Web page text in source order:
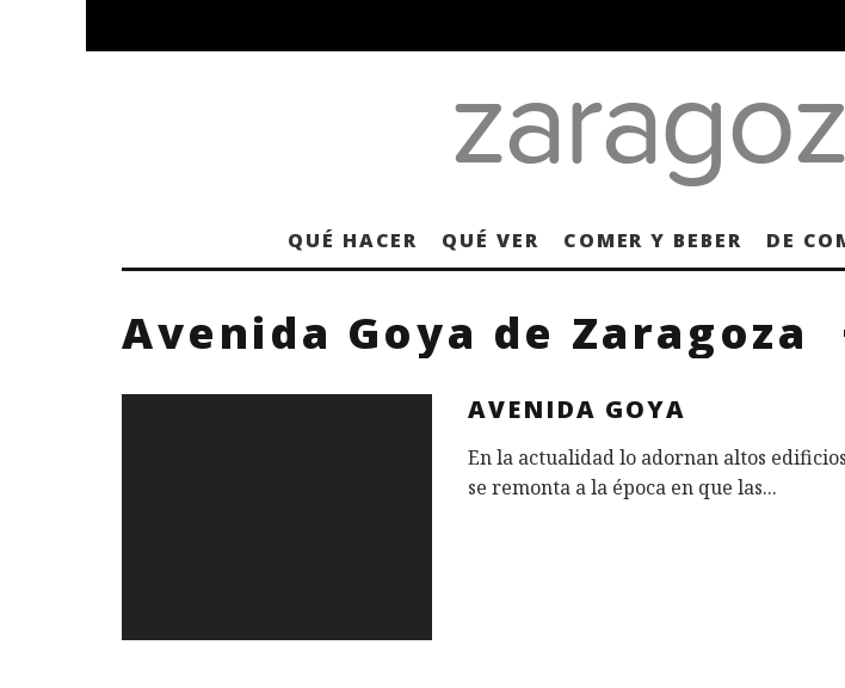
QUÉ HACER QUÉ VER COMER Y BEBER DE
Avenida Goya de Zaragoza
AVENIDA GOYA
En la actualidad lo adornan altos
se remonta a la época en que las...